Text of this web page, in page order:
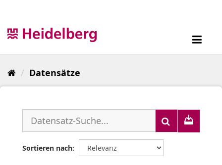
Datensätze
Sortieren nach